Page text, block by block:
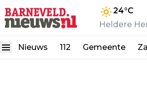
24°C
Heldere
Nieuws 112 Gemeente